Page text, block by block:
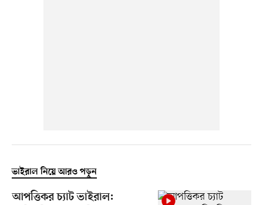
ভাইরাল নিয়ে আরও পড়ুন
আপত্তিকর চ্যাট ভাইরাল: